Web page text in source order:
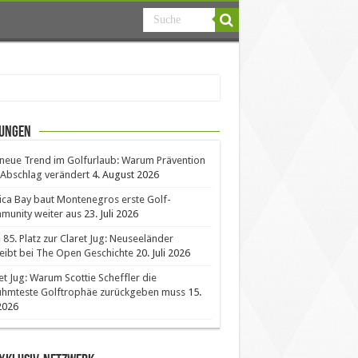
Trend im Golfurlaub: Warum Prävention
verändert 4. August 2026
Bay baut Montenegros erste Golf-
weiter aus 23. Juli 2026
85. Platz zur Claret Jug: Neuseeländer
bei The Open Geschichte 20. Juli 2026
Jug: Warum Scottie Scheffler die
Golftrophäe zurückgeben muss 15.